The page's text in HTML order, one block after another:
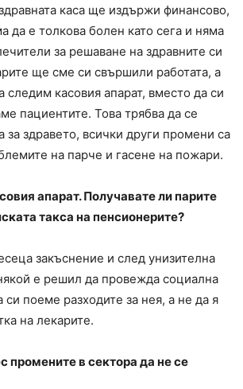
каса ще издържи финансово,
да е толкова болен като сега и няма
за решаване на здравните си
ще сме си свършили работата, а
следим касовия апарат, вместо да си
пациентите. Това трябва да се
за здравето, всички други промени са
на парче и гасене на пожари.
апарат. Получавате ли парите
такса на пенсионерите?
закъснение и след унизителна
е решил да провежда социална
си поеме разходите за нея, а не да я
на лекарите.
промените в сектора да не се